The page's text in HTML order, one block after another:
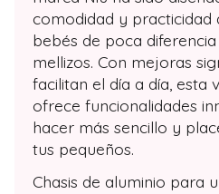
comodidad y practicidad
bebés de poca
mellizos. Con mejoras
facilitan el día a día, esta
ofrece funcionalidades
hacer más sencillo y
tus pequeños.
Chasis de aluminio para